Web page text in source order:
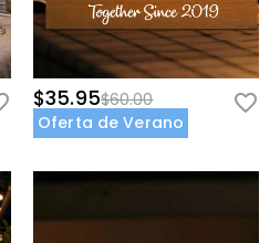
de Devolución.
$35.95$60.00
Oferta de Verano